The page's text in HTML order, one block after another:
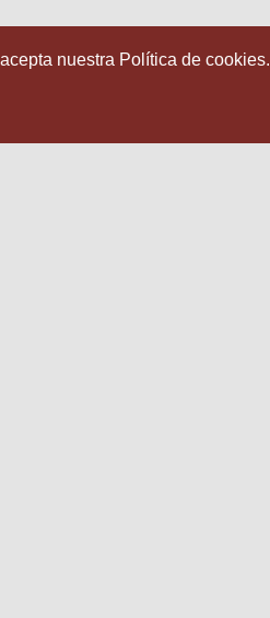
nuestra Política de cookies.